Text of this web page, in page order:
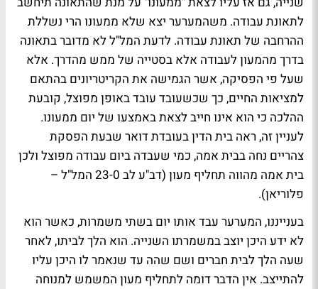
לתאונת עבודה. משהמערער יצא שלא ממעונו הרי נשללת
ההרחבה של תאונת עבודה. לדעת המל"ל לא מדובר בתאונה
בדרך מהמעון לעבודה אלא בסטייה של ממש מהדרך. אלא
שעל פי הפסיקה, אשר הגמישה את הקריטריונים בהתאם
למציאות החיים, כך שכשעובד עובד באופן מפוצל, קובעת
ההלכה כי הוא אינו חייב לצאת באמצעו של יום ממעונו.
לעניין זה, ראה בית הדין בעובדת דואר שבעת הפסקת
צהריים נחה בבית אמה, כמי שעבדה ביום עבודה מפוצל ולכן
בית אמה מהווה תחליף מעון (דב"ע לב 23-0 המל"ל –
פלוריאן).
בענייננו, המערער עבד אותו יום בשתי משמרות, כאשר הוא
לא ידע היכן יוצב במשמרתו השנייה. הוא הלך לביתו, לאחר
שעה הלך לבית חברים ושם שהה עד שנאמר לו היכן עליו
להתייצב. אין הדבר דומה לתחליף מעון המשמש למנוחה